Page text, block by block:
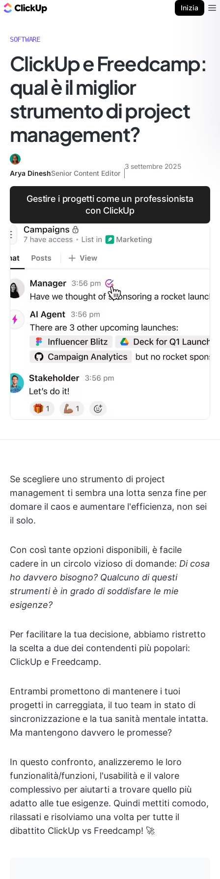
Inizia
SOFTWARE
ClickUp e Freedcamp:
qual è il miglior
strumento di project
management?
Arya DineshSenior Content Editor
3 settembre 2025
Gestire i progetti come un professionista
con ClickUp
Se scegliere uno strumento di project
management ti sembra una lotta senza fine per
domare il caos e aumentare l'efficienza, non sei
il solo.
Con così tante opzioni disponibili, è facile
cadere in un circolo vizioso di domande: Di cosa
ho davvero bisogno? Qualcuno di questi
strumenti è in grado di soddisfare le mie
esigenze?
Per facilitare la tua decisione, abbiamo ristretto
la scelta a due dei contendenti più popolari:
ClickUp e Freedcamp.
Entrambi promettono di mantenere i tuoi
progetti in carreggiata, il tuo team in stato di
sincronizzazione e la tua sanità mentale intatta.
Ma mantengono davvero le promesse?
In questo confronto, analizzeremo le loro
funzionalità/funzioni, l'usabilità e il valore
complessivo per aiutarti a trovare quello più
adatto alle tue esigenze. Quindi mettiti comodo,
rilassati e risolviamo una volta per tutte il
dibattito ClickUp vs Freedcamp! 🚀